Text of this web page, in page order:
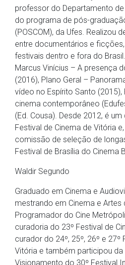
professor do Departamento
do programa de pós-
(POSCOM), da Ufes. Realizou
entre documentários e
festivais dentro e fora do
Marcus Vinícius – A presença
(2016), Plano Geral –
vídeo no Espírito Santo
cinema contemporâneo
(Ed. Cousa). Desde 2012, é
Festival de Cinema de Vitória
comissão de seleção de
Festival de Brasília do Cinema
Waldir Segundo
Graduado em Cinema e
mestrando em Cinema e Artes
Programador do Cine
curadoria do 23º Festival de
curador do 24º, 25º, 26º e 27º
Vitória e também participou
Visionamento do 30º Festival